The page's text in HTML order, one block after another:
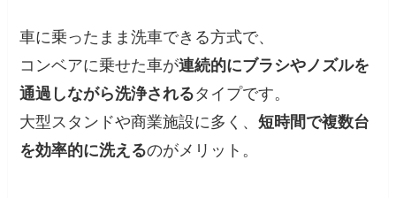
車に乗ったまま洗車できる方式で、
コンベアに乗せた車が連続的にブラシやノズルを
通過しながら洗浄されるタイプです。
大型スタンドや商業施設に多く、短時間で複数台
を効率的に洗えるのがメリット。